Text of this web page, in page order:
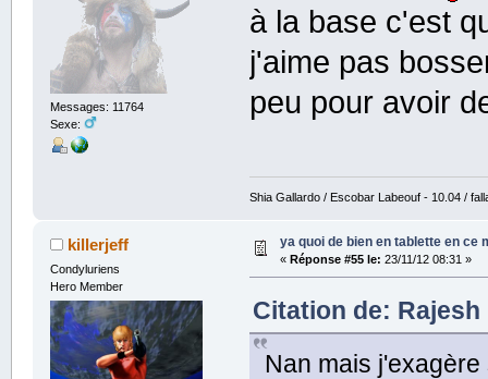
Messages: 11764
Sexe:
à la base c'est
j'aime pas
peu pour avoir
Shia Gallardo / Escobar Labeouf - 10.04 /
killerjeff
Condyluriens
Hero Member
ya quoi de bien en tablette en ce
« Réponse #55 le: 23/11/12 08:31 »
Citation de: Rajesh
Nan mais